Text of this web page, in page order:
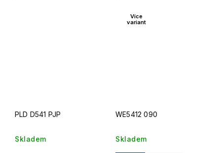
PLD D541 PJP
Skladem
Více
variant
WE5412 090
Skladem